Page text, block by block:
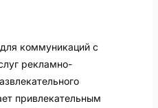
коммуникаций с
рекламно-
привлекательным